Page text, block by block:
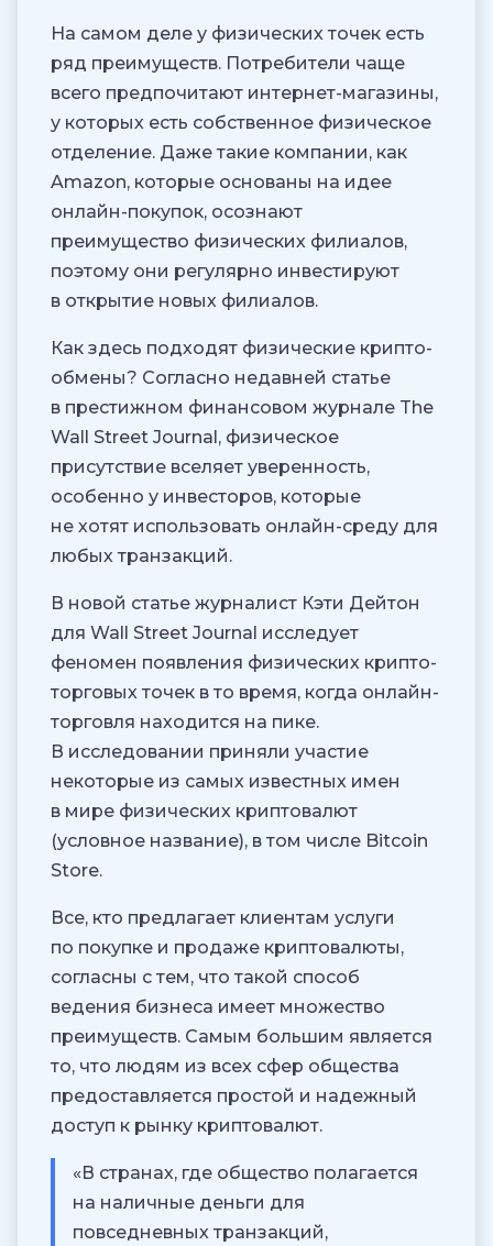
На самом деле у физических точек есть
ряд преимуществ. Потребители чаще
всего предпочитают интернет-магазины,
у которых есть собственное физическое
отделение. Даже такие компании, как
Amazon, которые основаны на идее
онлайн-покупок, осознают
преимущество физических филиалов,
поэтому они регулярно инвестируют
в открытие новых филиалов.
Как здесь подходят физические крипто-
обмены? Согласно недавней статье
в престижном финансовом журнале The
Wall Street Journal, физическое
присутствие вселяет уверенность,
особенно у инвесторов, которые
не хотят использовать онлайн-среду для
любых транзакций.
В новой статье журналист Кэти Дейтон
для Wall Street Journal исследует
феномен появления физических крипто-
торговых точек в то время, когда онлайн-
торговля находится на пике.
В исследовании приняли участие
некоторые из самых известных имен
в мире физических криптовалют
(условное название), в том числе Bitcoin
Store.
Все, кто предлагает клиентам услуги
по покупке и продаже криптовалюты,
согласны с тем, что такой способ
ведения бизнеса имеет множество
преимуществ. Самым большим является
то, что людям из всех сфер общества
предоставляется простой и надежный
доступ к рынку криптовалют.
«В странах, где общество полагается
на наличные деньги для
повседневных транзакций,